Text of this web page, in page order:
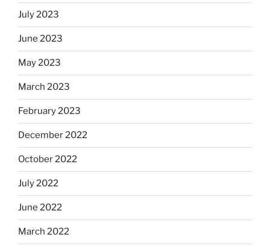
July 2023
June 2023
May 2023
March 2023
February 2023
December 2022
October 2022
July 2022
June 2022
March 2022